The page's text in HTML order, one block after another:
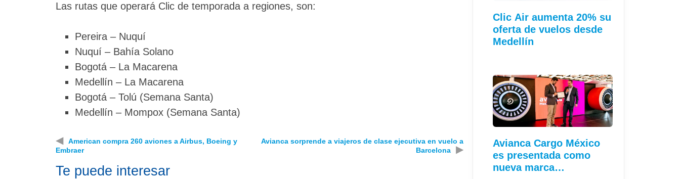
Las rutas que operará Clic de temporada a regiones, son:
Pereira – Nuquí
Nuquí – Bahía Solano
Bogotá – La Macarena
Medellín – La Macarena
Bogotá – Tolú (Semana Santa)
Medellín – Mompox (Semana Santa)
◀
American compra 260 aviones a Airbus, Boeing y
Embraer
Avianca sorprende a viajeros de clase ejecutiva en vuelo a
Barcelona
▶
Te puede interesar
Clic Air aumenta 20% su
oferta de vuelos desde
Medellín
Avianca Cargo México
es presentada como
nueva marca…